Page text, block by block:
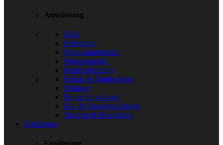
Ausrüstung
Bälle
Elektronik
Fitnessarmbänder
Hometraining
Kopfbedeckung
Schals & Handschuhe
Schläger
Ski & Snowboard
Ski- & Snowboardboots
Taschen & Rucksäcke
Ernährung